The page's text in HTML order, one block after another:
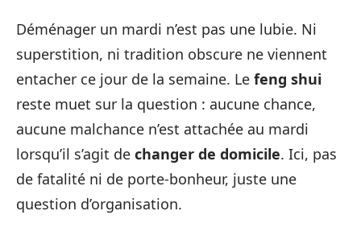
Déménager un mardi n’est pas une lubie. Ni
superstition, ni tradition obscure ne viennent
entacher ce jour de la semaine. Le feng shui
reste muet sur la question : aucune chance,
aucune malchance n’est attachée au mardi
lorsqu’il s’agit de changer de domicile. Ici, pas
de fatalité ni de porte-bonheur, juste une
question d’organisation.